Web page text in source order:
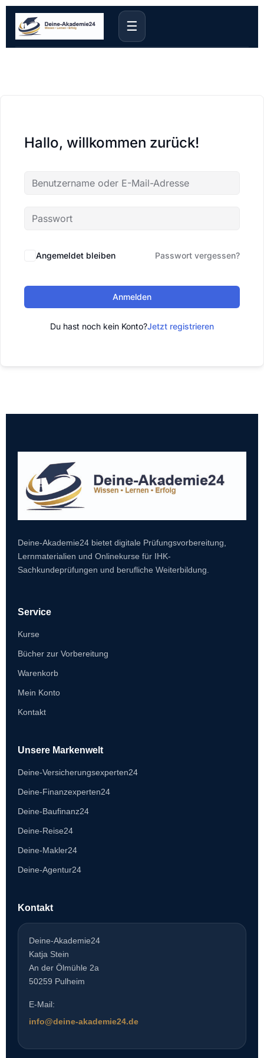
☰
Hallo, willkommen zurück!
Angemeldet bleiben Passwort vergessen?
Anmelden
Du hast noch kein Konto?Jetzt registrieren
Deine-Akademie24 bietet digitale Prüfungsvorbereitung,
Lernmaterialien und Onlinekurse für IHK-
Sachkundeprüfungen und berufliche Weiterbildung.
Service
Kurse
Bücher zur Vorbereitung
Warenkorb
Mein Konto
Kontakt
Unsere Markenwelt
Deine-Versicherungsexperten24
Deine-Finanzexperten24
Deine-Baufinanz24
Deine-Reise24
Deine-Makler24
Deine-Agentur24
Kontakt
Deine-Akademie24
Katja Stein
An der Ölmühle 2a
50259 Pulheim
E-Mail:
info@deine-akademie24.de